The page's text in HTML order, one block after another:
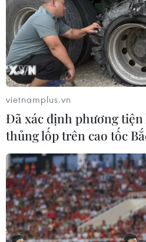
vietnamplus.vn
Đã xác định phương
thủng lốp trên cao tốc